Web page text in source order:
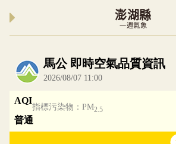
澎湖縣
一週氣象
內嵌空氣品質小工具為視覺